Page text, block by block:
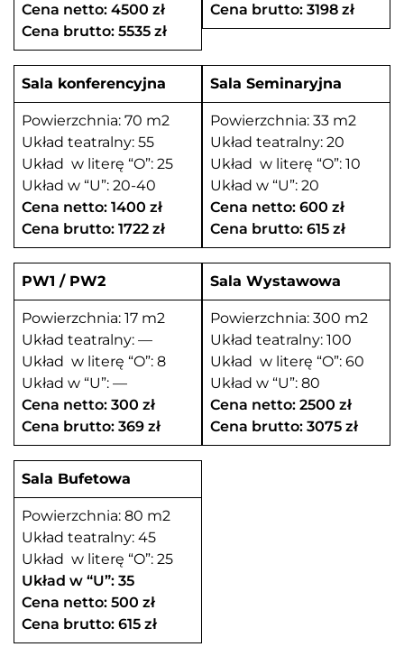
Cena netto: 4500 zł
Cena brutto: 5535 zł
Cena brutto: 3198 zł
Sala konferencyjna
Powierzchnia: 70 m2
Układ teatralny: 55
Układ w literę “O”: 25
Układ w “U”: 20-40
Cena netto: 1400 zł
Cena brutto: 1722 zł
Sala Seminaryjna
Powierzchnia: 33 m2
Układ teatralny: 20
Układ w literę “O”: 10
Układ w “U”: 20
Cena netto: 600 zł
Cena brutto: 615 zł
PW1 / PW2
Powierzchnia: 17 m2
Układ teatralny: —
Układ w literę “O”: 8
Układ w “U”: —
Cena netto: 300 zł
Cena brutto: 369 zł
Sala Wystawowa
Powierzchnia: 300 m2
Układ teatralny: 100
Układ w literę “O”: 60
Układ w “U”: 80
Cena netto: 2500 zł
Cena brutto: 3075 zł
Sala Bufetowa
Powierzchnia: 80 m2
Układ teatralny: 45
Układ w literę “O”: 25
Układ w “U”: 35
Cena netto: 500 zł
Cena brutto: 615 zł